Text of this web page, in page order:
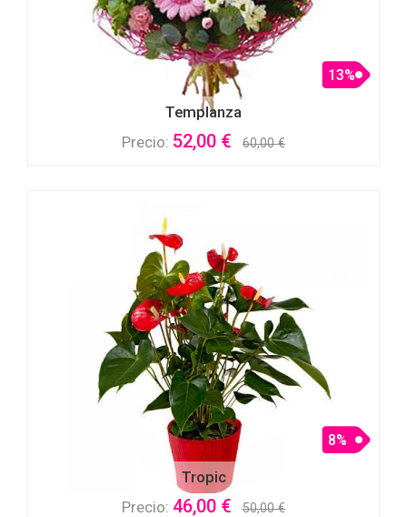
Templanza
13%
Precio: 52,00 € 60,00 €
Tropic
8%
Precio: 46,00 € 50,00 €